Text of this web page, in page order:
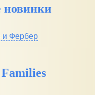
и Фербер